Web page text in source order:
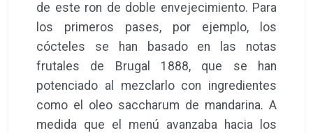
de este ron de doble envejecimiento. Para
los primeros pases, por ejemplo, los
cócteles se han basado en las notas
frutales de Brugal 1888, que se han
potenciado al mezclarlo con ingredientes
como el oleo saccharum de mandarina. A
medida que el menú avanzaba hacia los